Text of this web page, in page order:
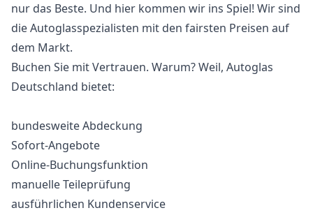
nur das Beste. Und hier kommen wir ins Spiel! Wir sind
die Autoglasspezialisten mit den fairsten Preisen auf
dem Markt.
Buchen Sie mit Vertrauen. Warum? Weil, Autoglas
Deutschland bietet:
bundesweite Abdeckung
Sofort-Angebote
Online-Buchungsfunktion
manuelle Teileprüfung
ausführlichen Kundenservice